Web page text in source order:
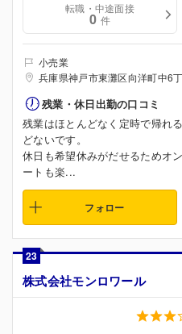
転職・中途面接
0 件
小売業
兵庫県神戸市東灘区向洋町中6
残業・休日出勤の口コミ
残業はほとんどなく定時で帰れ
どないです。
休日も希望休みがだせるためオ
ートも楽...
フォロー
23
株式会社モンロワール